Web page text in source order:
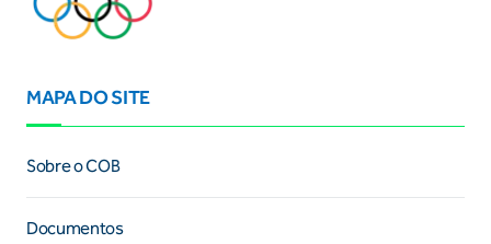
MAPA DO SITE
Sobre o COB
Documentos